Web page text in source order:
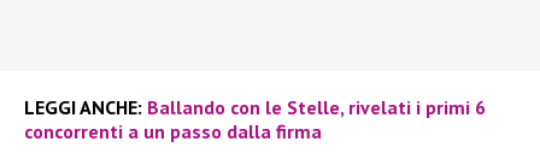
LEGGI ANCHE: Ballando con le Stelle, rivelati i primi 6
concorrenti a un passo dalla firma